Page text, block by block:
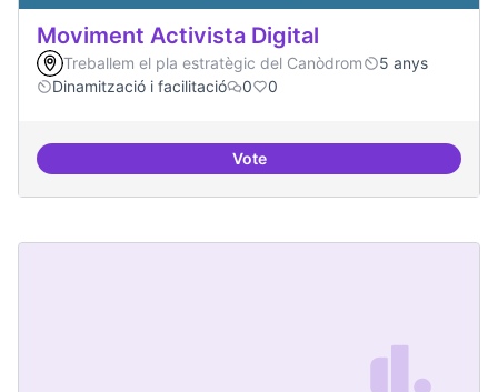
Moviment Activista Digital
Treballem el pla estratègic del Canòdrom
5 anys
Dinamització i facilitació
0 0
VoteMoviment Activista Digital